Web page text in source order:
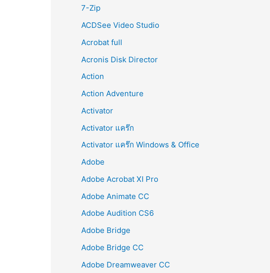
r
7-Zip
ACDSee Video Studio
Acrobat full
Acronis Disk Director
Action
Action Adventure
Activator
Activator แคร๊ก
Activator แคร๊ก Windows & Office
Adobe
Adobe Acrobat XI Pro
Adobe Animate CC
Adobe Audition CS6
Adobe Bridge
Adobe Bridge CC
Adobe Dreamweaver CC